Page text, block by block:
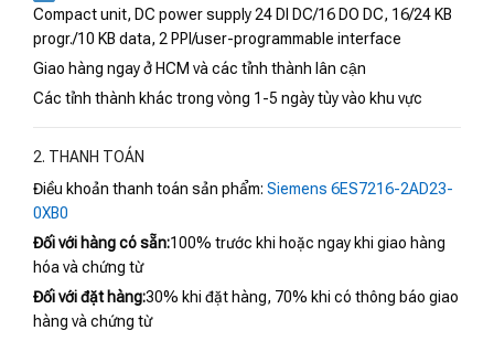
Compact unit, DC power supply 24 DI DC/16 DO DC, 16/24 KB
progr./10 KB data, 2 PPI/user-programmable interface
Giao hàng ngay ở HCM và các tỉnh thành lân cận
Các tỉnh thành khác trong vòng 1-5 ngày tùy vào khu vực
2. THANH TOÁN
Điều khoản thanh toán sản phẩm: Siemens 6ES7216-2AD23-
0XB0
Đối với hàng có sẵn:100% trước khi hoặc ngay khi giao hàng
hóa và chứng từ
Đối với đặt hàng:30% khi đặt hàng, 70% khi có thông báo giao
hàng và chứng từ